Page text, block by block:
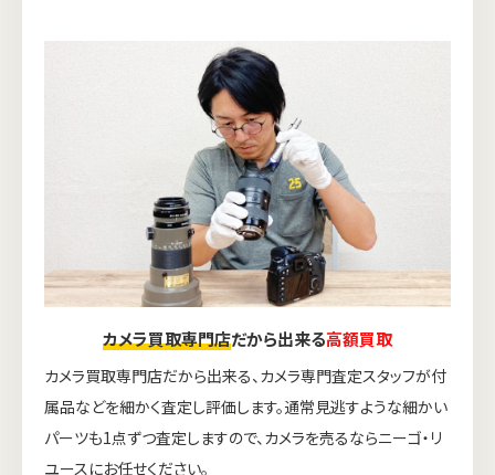
カメラ買取専門店だから出来る高額買取
カメラ買取専門店だから出来る、カメラ専門査定スタッフが付
属品などを細かく査定し評価します。通常見逃すような細かい
パーツも1点ずつ査定しますので、カメラを売るならニーゴ・リ
ユースにお任せください。